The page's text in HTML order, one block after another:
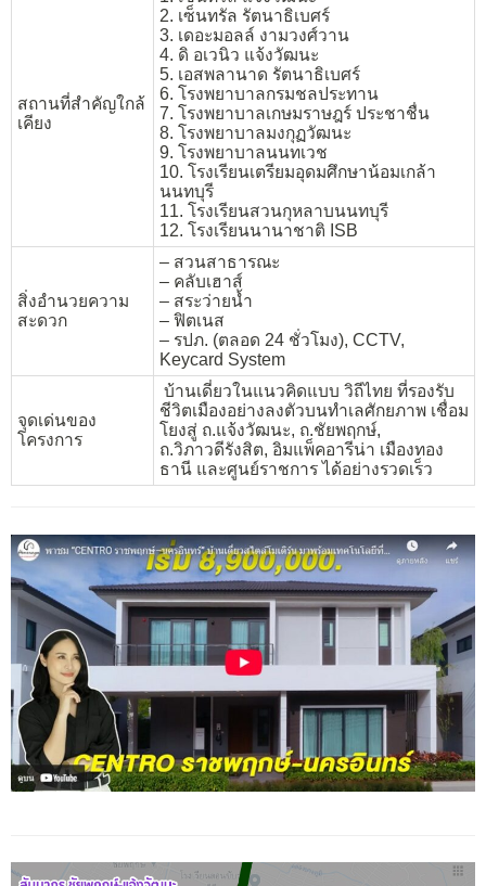
สถานที่สำคัญใกล้
เคียง
2. เซ็นทรัล รัตนาธิเบศร์
3. เดอะมอลล์ งามวงศ์วาน
4. ดิ อเวนิว แจ้งวัฒนะ
5. เอสพลานาด รัตนาธิเบศร์
6. โรงพยาบาลกรมชลประทาน
7. โรงพยาบาลเกษมราษฎร์ ประชาชื่น
8. โรงพยาบาลมงกุฏวัฒนะ
9. โรงพยาบาลนนทเวช
10. โรงเรียนเตรียมอุดมศึกษาน้อมเกล้า
นนทบุรี
11. โรงเรียนสวนกุหลาบนนทบุรี
12. โรงเรียนนานาชาติ ISB
สิ่งอำนวยความ
สะดวก
– สวนสาธารณะ
– คลับเฮาส์
– สระว่ายน้ำ
– ฟิตเนส
– รปภ. (ตลอด 24 ชั่วโมง), CCTV,
Keycard System
จุดเด่นของ
โครงการ
บ้านเดี่ยวในแนวคิดแบบ วิถีไทย ที่รองรับ
ชีวิตเมืองอย่างลงตัวบนทำเลศักยภาพ เชื่อม
โยงสู่ ถ.แจ้งวัฒนะ, ถ.ชัยพฤกษ์,
ถ.วิภาวดีรังสิต, อิมแพ็คอารีน่า เมืองทอง
ธานี และศูนย์ราชการ ได้อย่างรวดเร็ว